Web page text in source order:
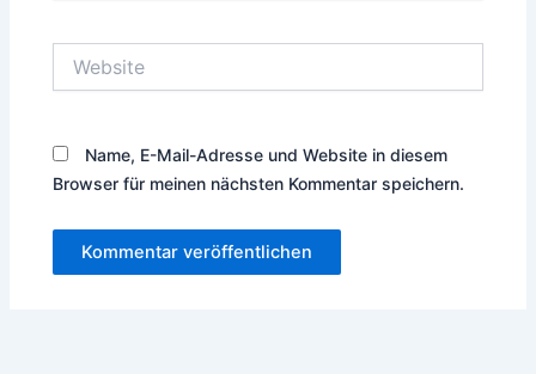
Name, E-Mail-Adresse und Website in diesem
Browser für meinen nächsten Kommentar speichern.